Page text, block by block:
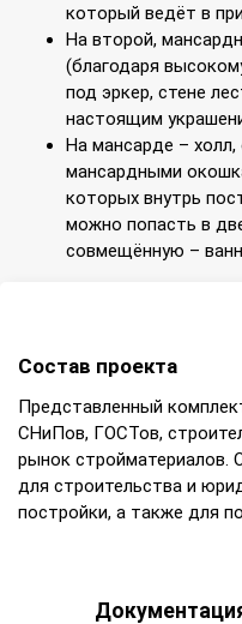
который ведёт в
На второй,
(благодаря
под эркер, стене
настоящим
На мансарде –
мансардными
которых внутрь
можно попасть в
совмещённую –
Состав проекта
Представленный
СНиПов, ГОСТов,
рынок стройматериалов.
для строительства и
постройки, а также для